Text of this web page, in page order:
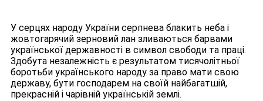
У серцях народу України серпнева блакить неба і
жовтогарячий зерновий лан зливаються барвами
української державності в символ свободи та праці.
Здобута незалежність є результатом тисячолітньої
боротьби українського народу за право мати свою
державу, бути господарем на своїй найбагатшій,
прекрасній і чарівній українській землі.